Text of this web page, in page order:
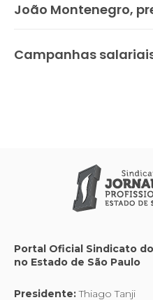
João Montenegro,
Campanhas
Portal Oficial Sindicato
no Estado de São Paulo
Presidente:Thiago Tanji